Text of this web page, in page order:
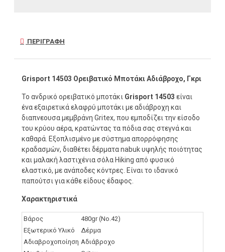
ΠΕΡΙΓΡΑΦΉ
Grisport 14503 Ορειβατικό Μποτάκι Αδιάβροχο, Γκρι
Το ανδρικό ορειβατικό μποτάκι Grisport 14503 είναι
ένα εξαιρετικά ελαφρύ μποτάκι με αδιάβροχη και
διαπνεουσα μεμβράνη Gritex, που εμποδίζει την είσοδο
του κρύου αέρα, κρατώντας τα πόδια σας στεγνά και
καθαρά. Εξοπλισμένο με σύστημα απορρόφησης
κραδασμών, διαθέτει δέρματα nabuk υψηλής ποιότητας
και μαλακή λαστιχένια σόλα Hiking από φυσικό
ελαστικό, με ανάποδες κόντρες. Είναι το ιδανικό
παπούτσι για κάθε είδους έδαφος.
Χαρακτηριστικά
Βάρος
480gr (No.42)
Εξωτερικό Υλικό
Δέρμα
Αδιαβροχοποίηση Αδιάβροχο